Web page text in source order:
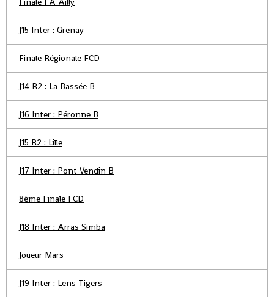
J15 Inter : Grenay
Finale Régionale FCD
J14 R2 : La Bassée B
J16 Inter : Péronne B
J15 R2 : Lille
J17 Inter : Pont Vendin B
8ème Finale FCD
J18 Inter : Arras Simba
Joueur Mars
J19 Inter : Lens Tigers